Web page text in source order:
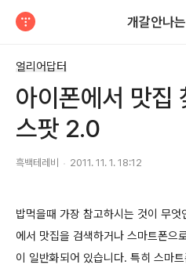
개갈안나
얼리어답터
아이폰에서 맛집
스팟 2.0
흑백테레비 2011. 11. 1. 18:12
밥먹을때 가장 참고하시는 것이 무
에서 맛집을 검색하거나 스마트폰으
이 일반화되어 있습니다. 특히 스마